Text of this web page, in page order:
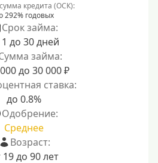
кредита (ОСК):
292% годовых
Срок займа:
1 до 30 дней
займа:
до 30 000 ₽
ставка:
до 0.8%
Одобрение:
Среднее
Возраст:
19 до 90 лет